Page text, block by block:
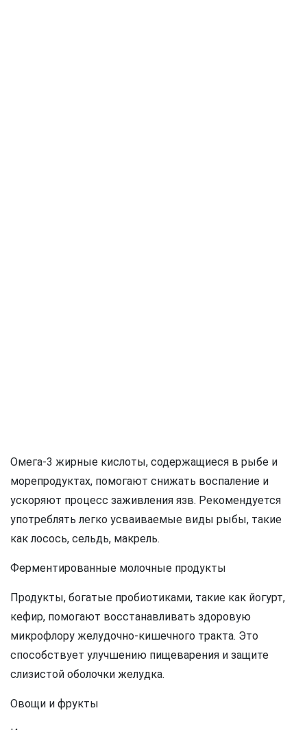
Омега-3 жирные кислоты, содержащиеся в рыбе и
морепродуктах, помогают снижать воспаление и
ускоряют процесс заживления язв. Рекомендуется
употреблять легко усваиваемые виды рыбы, такие
как лосось, сельдь, макрель.
Ферментированные молочные продукты
Продукты, богатые пробиотиками, такие как йогурт,
кефир, помогают восстанавливать здоровую
микрофлору желудочно-кишечного тракта. Это
способствует улучшению пищеварения и защите
слизистой оболочки желудка.
Овощи и фрукты